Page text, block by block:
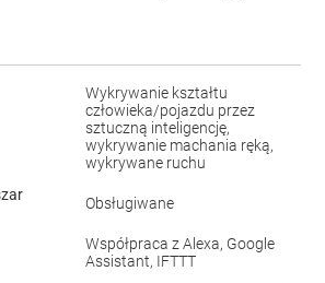
Wykrywanie kształtu
człowieka/pojazdu przez
sztuczną inteligencję,
wykrywanie machania ręką,
wykrywane ruchu
Obsługiwane
Współpraca z Alexa, Google
Assistant, IFTTT